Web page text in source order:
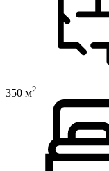
350 м2